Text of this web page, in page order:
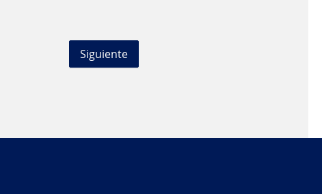
Siguiente